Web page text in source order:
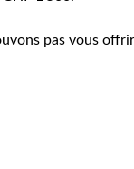
pas vous